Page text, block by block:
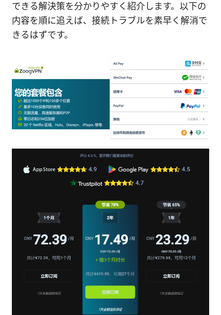
できる解決策を分かりやすく紹介します。以下の
内容を順に追えば、接続トラブルを素早く解消で
きるはずです。